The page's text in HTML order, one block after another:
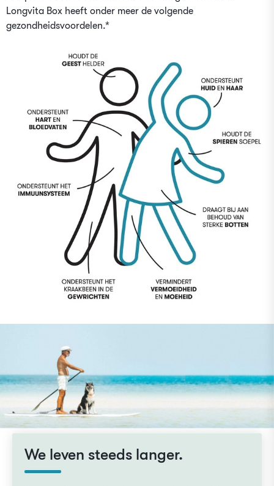
Longvita Box heeft onder meer de volgende
gezondheidsvoordelen.*
We leven steeds langer.